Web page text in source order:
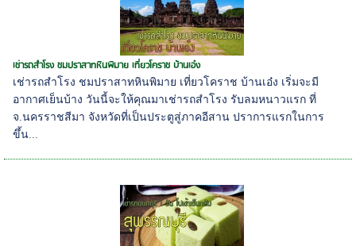
เช่ารถสำโรง ชมปราสาทหินพิมาย เที่ยวโคราช บ้านเอ๋ง
เช่ารถสำโรง ชมปราสาทหินพิมาย เที่ยวโคราช บ้านเอ๋ง เริ่มจะมี
อากาศเย็นบ้าง วันนี้จะให้คุณมาเช่ารถสำโรง รับลมหนาวแรก ที่
จ.นครราชสีมา จังหวัดที่เป็นประตูสู่ภาคอีสาน ปราการแรกในการ
ขึ้น...